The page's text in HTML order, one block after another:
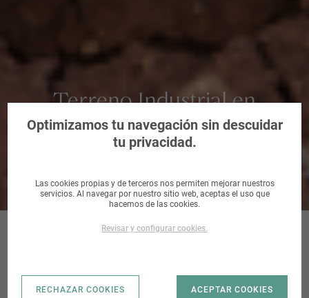
Terreno Industrial en
Torreperogil, Jaén
UE-SU-UE-
Optimizamos tu navegación sin descuidar
tu privacidad.
Las cookies propias y de terceros nos permiten mejorar nuestros
servicios. Al navegar por nuestro sitio web, aceptas el uso que
hacemos de las cookies.
Revisar y configurar cookies.
RECHAZAR COOKIES ACEPTAR COOKIES